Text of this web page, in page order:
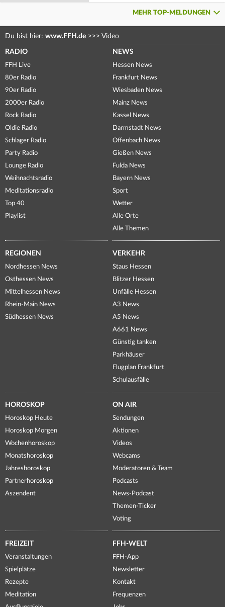
MEHR TOP-MELDUNGEN
Du bist hier: www.FFH.de >>> Video
RADIO
FFH Live
80er Radio
90er Radio
2000er Radio
Rock Radio
Oldie Radio
Schlager Radio
Party Radio
Lounge Radio
Weihnachtsradio
Meditationsradio
Top 40
Playlist
NEWS
Hessen News
Frankfurt News
Wiesbaden News
Mainz News
Kassel News
Darmstadt News
Offenbach News
Gießen News
Fulda News
Bayern News
Sport
Wetter
Alle Orte
Alle Themen
REGIONEN
Nordhessen News
Osthessen News
Mittelhessen News
Rhein-Main News
Südhessen News
VERKEHR
Staus Hessen
Blitzer Hessen
Unfälle Hessen
A3 News
A5 News
A661 News
Günstig tanken
Parkhäuser
Flugplan Frankfurt
Schulausfälle
HOROSKOP
Horoskop Heute
Horoskop Morgen
Wochenhoroskop
Monatshoroskop
Jahreshoroskop
Partnerhoroskop
Aszendent
ON AIR
Sendungen
Aktionen
Videos
Webcams
Moderatoren & Team
Podcasts
News-Podcast
Themen-Ticker
Voting
FREIZEIT
Veranstaltungen
Spielplätze
Rezepte
Meditation
FFH-WELT
FFH-App
Newsletter
Kontakt
Frequenzen